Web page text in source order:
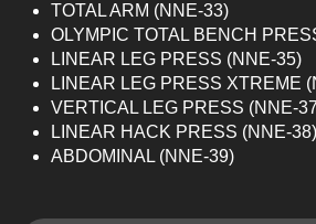
TOTAL ARM (NNE-33)
OLYMPIC TOTAL BENCH
LINEAR LEG PRESS (NNE-35)
LINEAR LEG PRESS XTREME
VERTICAL LEG PRESS (NNE-
LINEAR HACK PRESS (NNE-38)
ABDOMINAL (NNE-39)